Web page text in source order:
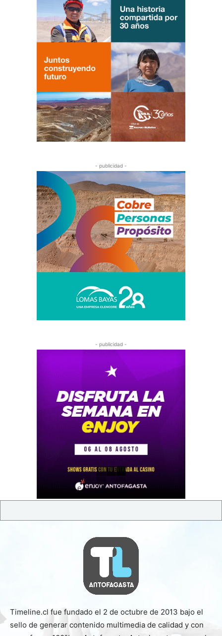
- publicidad -
- publicidad -
Timeline.cl fue fundado el 2 de octubre de 2013 bajo el
sello de generar contenido multimedia de calidad y con